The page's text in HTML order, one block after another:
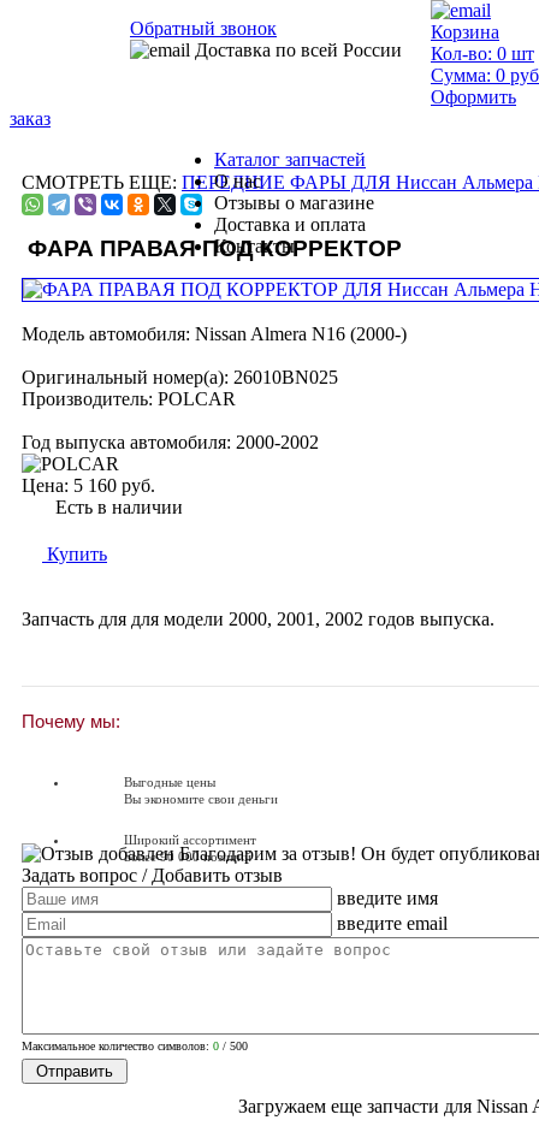
СМОТРЕТЬ ЕЩЕ: ПЕРЕДНИЕ ФАРЫ ДЛЯ Ниссан Альмера
ФАРА ПРАВАЯ ПОД КОРРЕКТОР
Модель автомобиля: Nissan Almera N16 (2000-)
Оригинальный номер(а): 26010BN025
Производитель: POLCAR
Год выпуска автомобиля: 2000-2002
Цена: 5 160 руб.
Есть в наличии
Купить
Запчасть для для модели 2000, 2001 , 2002 годов выпуска.
Почему мы:
Выгодные цены
Вы экономите свои деньги
Широкий ассортимент
Более 90 000 позиций
Доставка по России от 250 руб.
Вопросы? Звоните!
Благодарим за отзыв! Он будет
Задать вопрос / Добавить отзыв
введите имя
введите email
Максимальное количество символов: 0 / 500
Загружаем еще запчасти для Nissan
Обратный звонок
Доставка по всей России
Корзина
Кол-во: 0 шт
Сумма: 0
Оформить
заказ
Каталог запчастей
О нас
Отзывы о магазине
Доставка и оплата
Контакты